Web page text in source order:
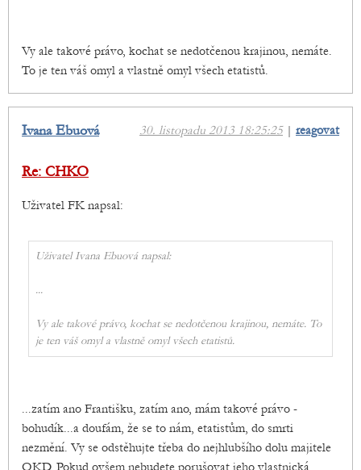
Vy ale takové právo, kochat se nedotčenou krajinou, nemáte.
To je ten váš omyl a vlastně omyl všech etatistů.
30. listopadu 2013 18:25:25| reagovat
Ivana Ebuová
Re: CHKO
Uživatel FK napsal:
Uživatel Ivana Ebuová napsal:
...
Vy ale takové právo, kochat se nedotčenou krajinou, nemáte. To
je ten váš omyl a vlastně omyl všech etatistů.
...zatím ano Františku, zatím ano, mám takové právo -
bohudík...a doufám, že se to nám, etatistům, do smrti
nezmění. Vy se odstěhujte třeba do nejhlubšího dolu majitele
OKD. Pokud ovšem nebudete porušovat jeho vlastnická